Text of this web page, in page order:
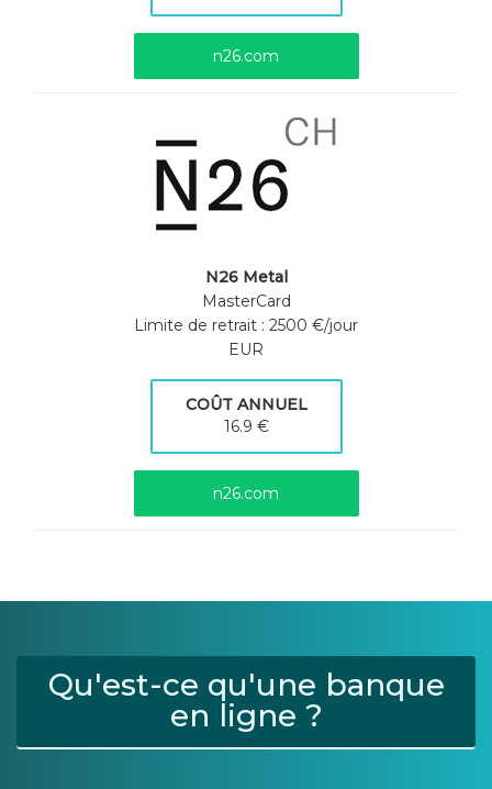
n26.com
N26 Metal
MasterCard
Limite de retrait : 2500 €/jour
EUR
COÛT ANNUEL
16.9 €
n26.com
Qu'est-ce qu'une banque
en ligne ?